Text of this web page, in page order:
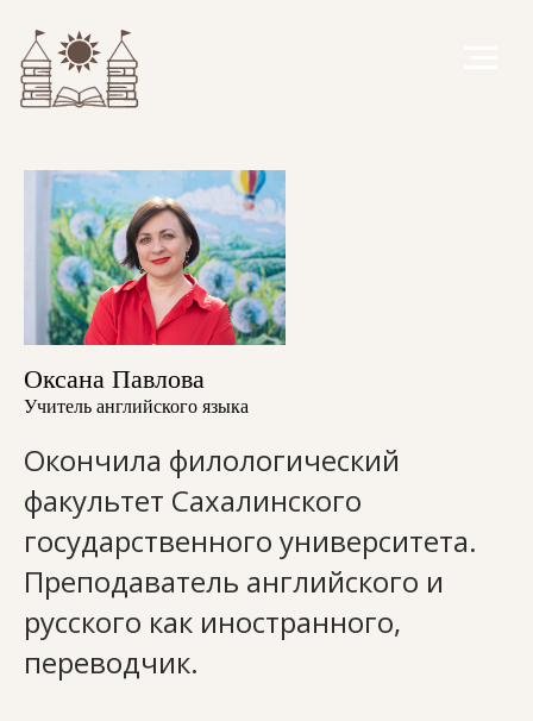
Оксана Павлова
Учитель английского языка
Окончила филологический
факультет Сахалинского
государственного университета.
Преподаватель английского и
русского как иностранного,
переводчик.